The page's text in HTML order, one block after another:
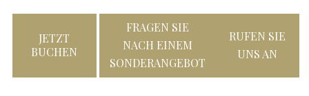
JETZT
BUCHEN
FRAGEN SIE
NACH EINEM
SONDERANGEBOT
RUFEN SIE
UNS AN